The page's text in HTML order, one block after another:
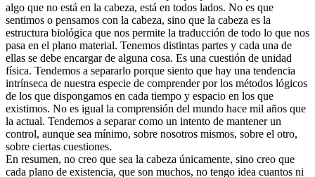
algo que no está en la cabeza, está en todos lados. No es que
sentimos o pensamos con la cabeza, sino que la cabeza es la
estructura biológica que nos permite la traducción de todo lo que nos
pasa en el plano material. Tenemos distintas partes y cada una de
ellas se debe encargar de alguna cosa. Es una cuestión de unidad
física. Tendemos a separarlo porque siento que hay una tendencia
intrínseca de nuestra especie de comprender por los métodos lógicos
de los que dispongamos en cada tiempo y espacio en los que
existimos. No es igual la comprensión del mundo hace mil años que
la actual. Tendemos a separar como un intento de mantener un
control, aunque sea mínimo, sobre nosotros mismos, sobre el otro,
sobre ciertas cuestiones.
En resumen, no creo que sea la cabeza únicamente, sino creo que
cada plano de existencia, que son muchos, no tengo idea cuantos ni